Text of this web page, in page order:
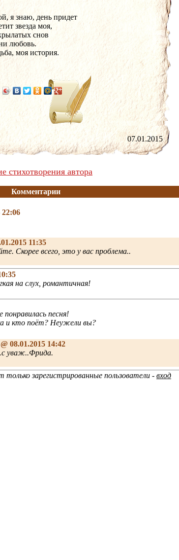
я знаю, день придет
звезда моя,
снов
любовь.
моя история.
07.01.2015
стихотворения автора
Комментарии
22:06
11:35
Скорее всего, это у вас проблема..
на слух, романтичная!
песня!
и кто поёт? Неужели вы?
@ 08.01.2015 14:42
уваж..Фрида.
зарегистрированные пользователи - вход